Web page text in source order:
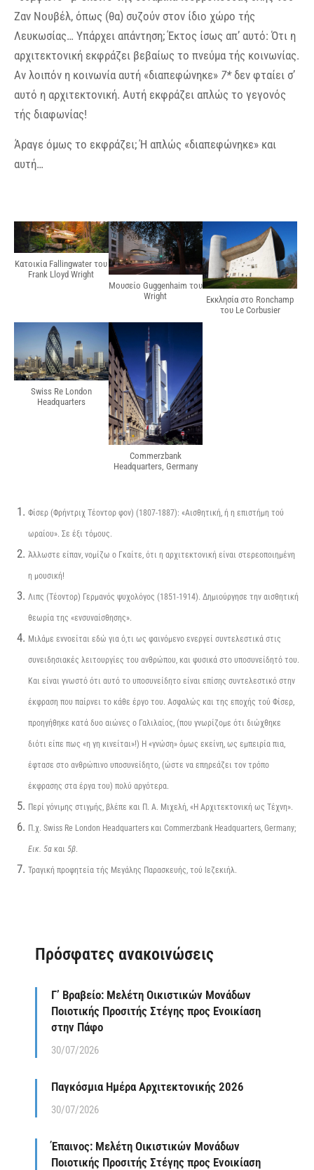
Ζαν Νουβέλ, όπως (θα) συζούν στον ίδιο χώρο τής
Λευκωσίας… Υπάρχει απάντηση; Έκτος ίσως απ’ αυτό: Ότι η
αρχιτεκτονική εκφράζει βεβαίως το πνεύμα τής κοινωνίας.
Αν λοιπόν η κοινωνία αυτή «διαπεφώνηκε» 7*δεν φταίει σ’
αυτό η αρχιτεκτονική. Αυτή εκφράζει απλώς το γεγονός
τής διαφωνίας!
Άραγε όμως το εκφράζει; Ή απλώς «διαπεφώνηκε» και
αυτή…
Κατοικία Fallingwater του
Frank Lloyd Wright
Μουσείο Guggenhaim του
Wright
Εκκλησία στο Ronchamp
του Le Corbusier
Swiss Re London
Headquarters
Commerzbank
Headquarters, Germany
Φίσερ (Φρήντριχ Τέοντορ φον) (1807-1887): «Αισθητική, ή η επιστήμη τού
ωραίου». Σε έξι τόμους.
Άλλωστε είπαν, νομίζω ο Γκαίτε, ότι η αρχιτεκτονική είναι στερεοποιημένη
η μουσική!
Λιπς (Τέοντορ) Γερμανός ψυχολόγος (1851-1914). Δημιούργησε την αισθητική
θεωρία της «ενσυναίσθησης».
Μιλάμε εννοείται εδώ για ό,τι ως φαινόμενο ενεργεί συντελεστικά στις
συνειδησιακές λειτουργίες του ανθρώπου, και φυσικά στο υποσυνείδητό του.
Και είναι γνωστό ότι αυτό το υποσυνείδητο είναι επίσης συντελεστικό στην
έκφραση που παίρνει το κάθε έργο του. Ασφαλώς και της εποχής τού Φίσερ,
προηγήθηκε κατά δυο αιώνες ο Γαλιλαίος, (που γνωρίζομε ότι διώχθηκε
διότι είπε πως «η γη κινείται»!) Η «γνώση» όμως εκείνη, ως εμπειρία πια,
έφτασε στο ανθρώπινο υποσυνείδητο, (ώστε να επηρεάζει τον τρόπο
έκφρασης στα έργα του) πολύ αργότερα.
Περί γόνιμης στιγμής, βλέπε και Π. Α. Μιχελή, «Η Αρχιτεκτονική ως Τέχνη».
Π.χ. Swiss Re London Headquarters και Commerzbank Headquarters, Germany;
Εικ. 5α και 5β.
Τραγική προφητεία τής Μεγάλης Παρασκευής, τού Ιεζεκιήλ.
Πρόσφατες ανακοινώσεις
Γ’ Βραβείο: Μελέτη Οικιστικών Μονάδων
Ποιοτικής Προσιτής Στέγης προς Ενοικίαση
στην Πάφο
30/07/2026
Παγκόσμια Ημέρα Αρχιτεκτονικής 2026
30/07/2026
Έπαινος: Μελέτη Οικιστικών Μονάδων
Ποιοτικής Προσιτής Στέγης προς Ενοικίαση